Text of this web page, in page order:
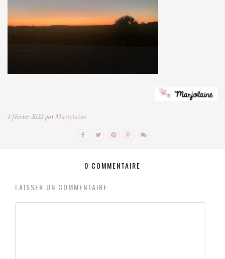
1 février 2022 parMarjolaine
0 COMMENTAIRE
LAISSER UN COMMENTAIRE